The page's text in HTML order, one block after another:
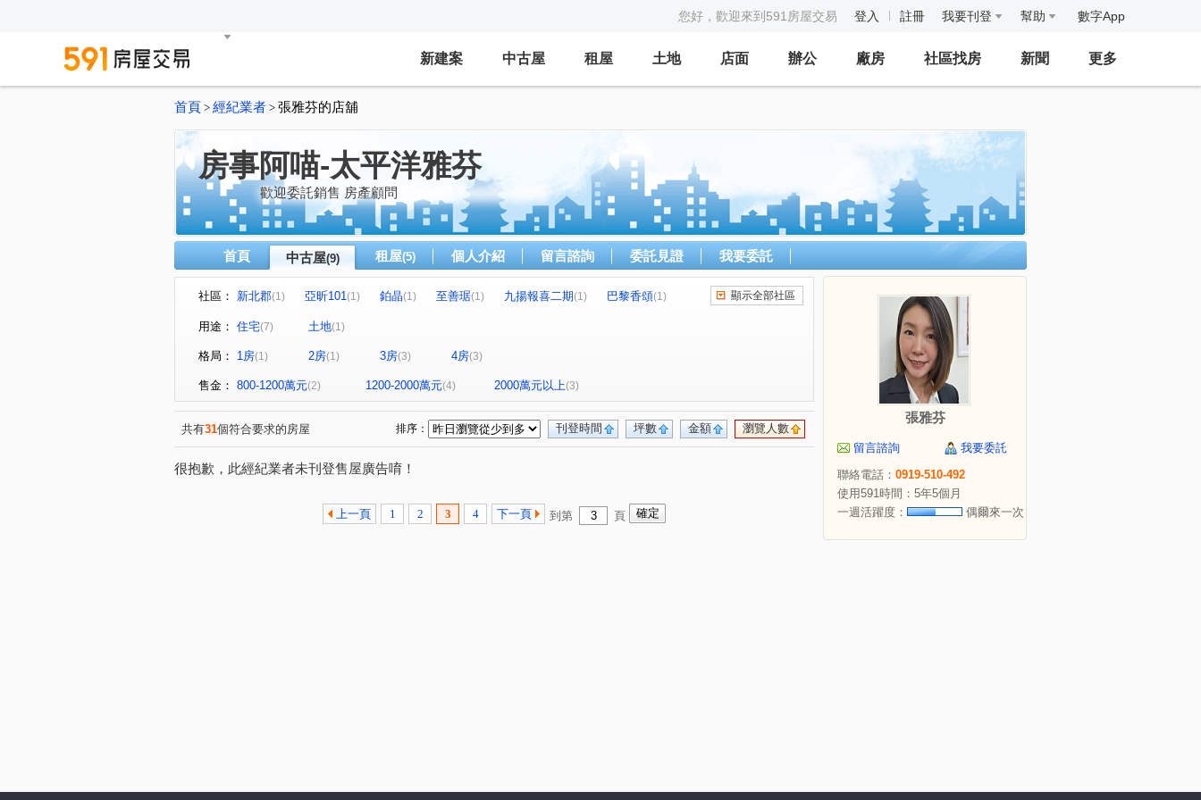
您好，歡迎來到591房屋交易 登入 註冊 我要刊登 幫助 數字App
新建案 中古屋 租屋 土地 店面 辦公 廠房 社區找房 新聞 更多
首頁 > 經紀業者 > 張雅芬的店舖
房事阿喵-太平洋雅芬
歡迎委託銷售 房產顧問
首頁 中古屋(9) 租屋(5) 個人介紹 留言諮詢 委託見證 我要委託
社區： 新北郡(1) 亞昕101(1) 鉑晶(1) 至善琚(1) 九揚報喜二期(1) 巴黎香頌(1)
陽光社區/麗園國宅
文化三路一段 (1) 麗園二街(1) 民權路(1)
顯示全部社區
用途： 住宅(7) 土地(1)
格局： 1房(1) 2房(1) 3房(3) 4房(3)
售金： 800-1200萬元(2) 1200-2000萬元(4) 2000萬元以上(3)
共有31個符合要求的房屋 瀏覽人數
金額
坪數
刊登時間
排序：
很抱歉，此經紀業者未刊登售屋廣告唷！
上一頁 1 2 3 4 下一頁 到第 頁
張雅芬
留言諮詢
我要委託
聯絡電話： 0919-510-492
使用591時間：5年5個月
一週活躍度：
偶爾來一次